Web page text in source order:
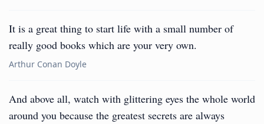
It is a great thing to start life with a small number of
really good books which are your very own.
Arthur Conan Doyle
And above all, watch with glittering eyes the whole world
around you because the greatest secrets are always